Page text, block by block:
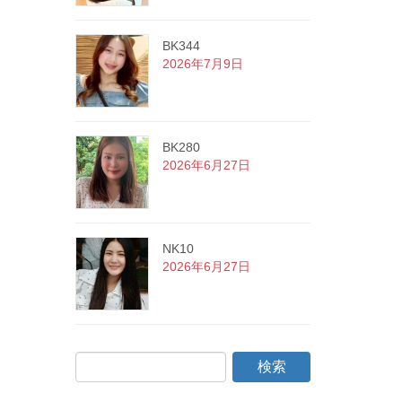
BK344
2026年7月9日
BK280
2026年6月27日
NK10
2026年6月27日